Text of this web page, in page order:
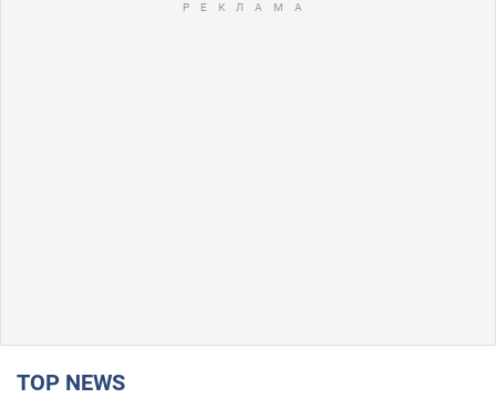
TOP NEWS